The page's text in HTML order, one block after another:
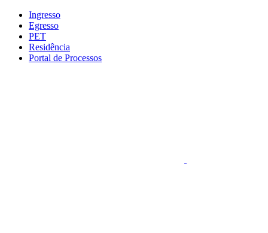
Conteúdo principal
Ingresso
Egresso
PET
Residência
Portal de Processos